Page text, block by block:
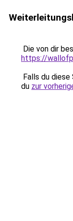
Die von dir
https://
Falls du
du zur